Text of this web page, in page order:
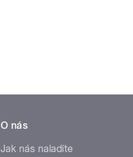
O nás
Jak nás naladíte